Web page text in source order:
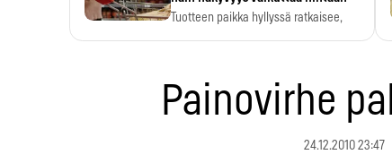
Tuotteen paikka hyllyssä ratkaisee,
Painovirhe
24.12.2010 23:47